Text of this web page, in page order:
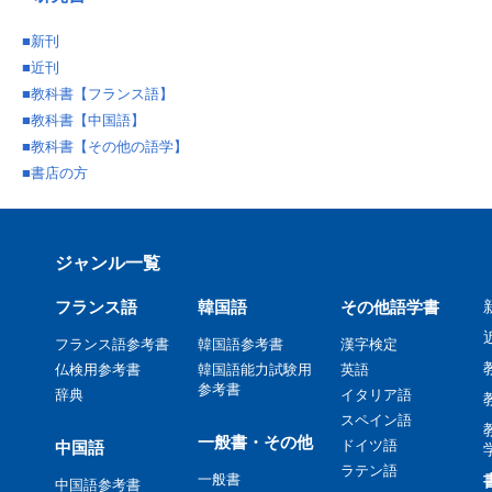
■新刊
■近刊
■教科書【フランス語】
■教科書【中国語】
■教科書【その他の語学】
■書店の方
ジャンル一覧
フランス語
フランス語参考書
仏検用参考書
辞典
中国語
中国語参考書
韓国語
韓国語参考書
韓国語能力試験用
参考書
一般書・その他
一般書
その他語学書
漢字検定
英語
イタリア語
スペイン語
ドイツ語
ラテン語